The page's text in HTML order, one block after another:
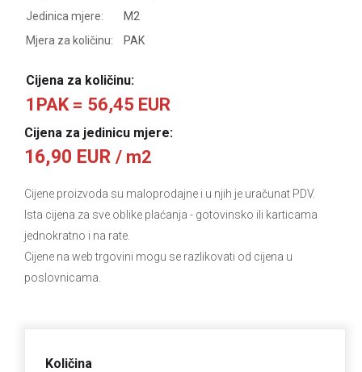
Jedinica mjere:
M2
Mjera za količinu:
PAK
Cijena za količinu:
1PAK = 56,45 EUR
Cijena za jedinicu mjere:
16,90 EUR / m2
Cijene proizvoda su maloprodajne i u njih je uračunat PDV.
Ista cijena za sve oblike plaćanja - gotovinsko ili karticama
jednokratno i na rate.
Cijene na web trgovini mogu se razlikovati od cijena u
poslovnicama.
Količina